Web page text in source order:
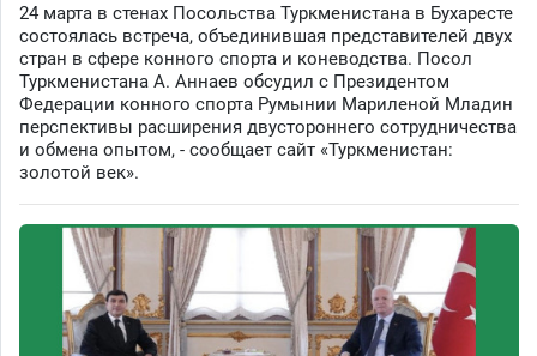
24 марта в стенах Посольства Туркменистана в Бухаресте
состоялась встреча, объединившая представителей двух
стран в сфере конного спорта и коневодства. Посол
Туркменистана А. Аннаев обсудил с Президентом
Федерации конного спорта Румынии Мариленой Младин
перспективы расширения двустороннего сотрудничества
и обмена опытом, - сообщает сайт «Туркменистан:
золотой век».